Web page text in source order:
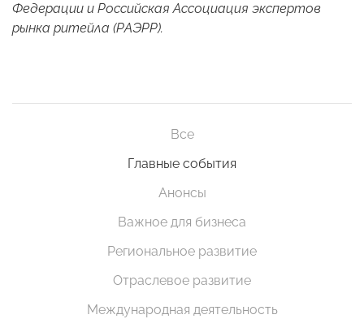
Федерации и Российская Ассоциация экспертов
рынка ритейла (РАЭРР).
Все
Главные события
Анонсы
Важное для бизнеса
Региональное развитие
Отраслевое развитие
Международная деятельность